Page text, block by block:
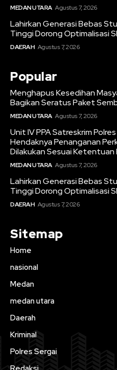
MEDAN UTARA Agustus 7, 2026
Lahirkan Generasi Bebas
Tinggi Dorong Optimalisasi
DAERAH Agustus 7, 2026
Popular
Menghapus Kesedihan
Bagikan Seratus Paket
MEDAN UTARA Agustus 7, 2026
Unit IV PPA Satreskrim
Hendaknya Penanganan
Dilakukan Sesuai Ketentuan
MEDAN UTARA Agustus 7, 2026
Lahirkan Generasi Bebas
Tinggi Dorong Optimalisasi
DAERAH Agustus 7, 2026
Sitemap
Home
nasional
Medan
medan utara
Daerah
Kriminal
Polres Sergai